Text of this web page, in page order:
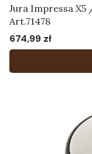
Jura Impressa
Art.71478
Cena
674,99 zł